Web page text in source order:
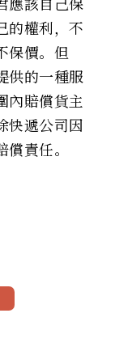
的權利，不
保價。但
供的一種服
賠償貨主
快遞公司因
責任。